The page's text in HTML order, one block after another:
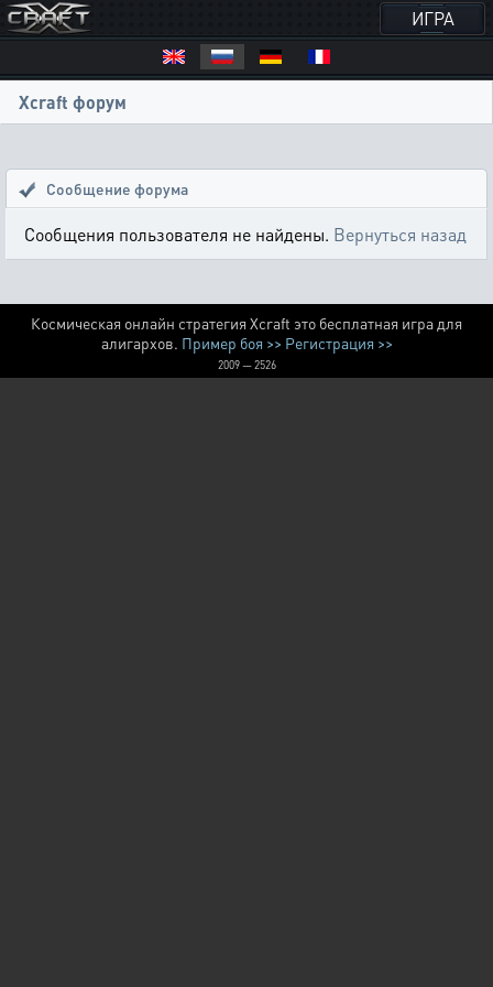
ИГРА
Xcraft форум
Сообщение форума
Сообщения пользователя не найдены. Вернуться назад
Космическая онлайн стратегия Xcraft это бесплатная игра для
алигархов. Пример боя >> Регистрация >>
2009 — 2526